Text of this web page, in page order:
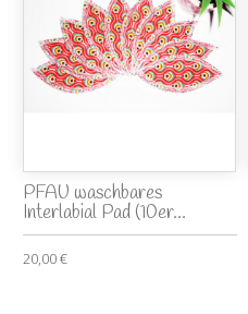
PFAU waschbares
Interlabial Pad (10er...
20,00 €